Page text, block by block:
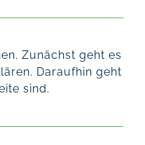
Zunächst geht es
Daraufhin geht
sind.